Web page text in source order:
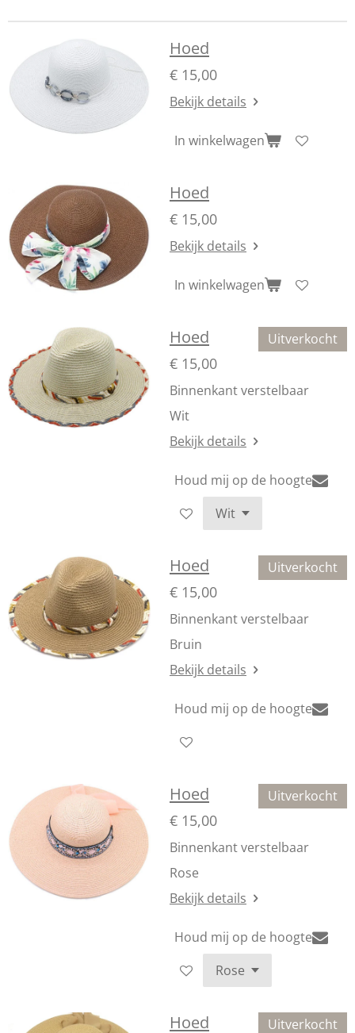
Hoed
€ 15,00
Bekijk details
In winkelwagen
Hoed
€ 15,00
Bekijk details
In winkelwagen
Uitverkocht
Hoed
€ 15,00
Binnenkant verstelbaar
Wit
Bekijk details
Houd mij op de hoogte
Uitverkocht
Hoed
€ 15,00
Binnenkant verstelbaar
Bruin
Bekijk details
Houd mij op de hoogte
Uitverkocht
Hoed
€ 15,00
Binnenkant verstelbaar
Rose
Bekijk details
Houd mij op de hoogte
Uitverkocht
Hoed